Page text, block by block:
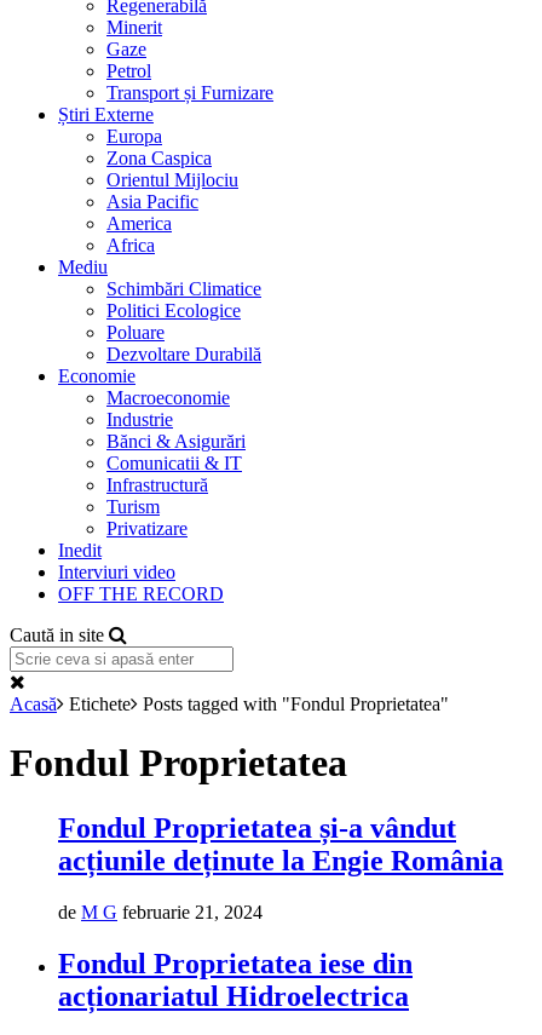
Regenerabilă
Minerit
Gaze
Petrol
Transport și Furnizare
Știri Externe
Europa
Zona Caspica
Orientul Mijlociu
Asia Pacific
America
Africa
Mediu
Schimbări Climatice
Politici Ecologice
Poluare
Dezvoltare Durabilă
Economie
Macroeconomie
Industrie
Bănci & Asigurări
Comunicatii & IT
Infrastructură
Turism
Privatizare
Inedit
Interviuri video
OFF THE RECORD
Caută in site
Acasă Etichete Posts tagged with "Fondul Proprietatea"
Fondul Proprietatea
Fondul Proprietatea și-a vândut
acțiunile deținute la Engie România
de M G februarie 21, 2024
Fondul Proprietatea iese din
acționariatul Hidroelectrica